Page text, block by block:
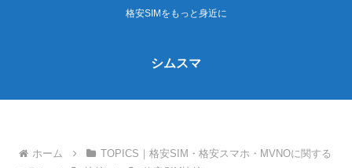
格安SIMをもっと身近に
シムスマ
ホーム
TOPICS｜格安SIM・格安スマホ・MVNOに関する